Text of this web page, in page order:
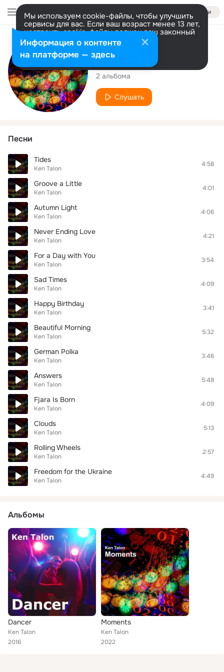
Войти
Мы используем cookie-файлы, чтобы улучшить
сервисы для вас. Если ваш возраст менее 13 лет,
настроить cookie-файлы должен ваш законный
представитель. Больше информации
Разрешить все Настроить
Исполнитель
Ken Talon
2 альбома
Слушать
Песни
Tides
Ken Talon
4:58
Groove a Little
Ken Talon
4:01
Autumn Light
Ken Talon
4:06
Never Ending Love
Ken Talon
4:21
For a Day with You
Ken Talon
3:54
Sad Times
Ken Talon
4:09
Happy Birthday
Ken Talon
3:41
Beautiful Morning
Ken Talon
5:32
German Polka
Ken Talon
3:46
Answers
Ken Talon
5:48
Fjara Is Born
Ken Talon
4:09
Clouds
Ken Talon
5:13
Rolling Wheels
Ken Talon
2:57
Freedom for the Ukraine
Ken Talon
4:49
Альбомы
Dancer
Ken Talon
2016
Moments
Ken Talon
2022
Информация о контенте
на платформе — здесь